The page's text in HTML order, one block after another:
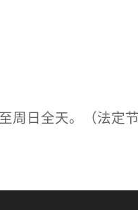
周日全天。（法定